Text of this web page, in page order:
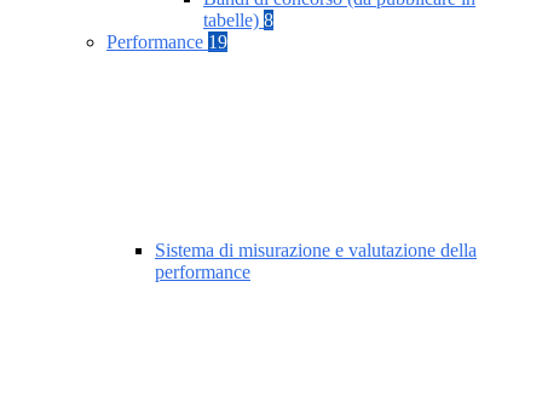
tabelle) 8
Performance 19
Sistema di misurazione e valutazione della
performance